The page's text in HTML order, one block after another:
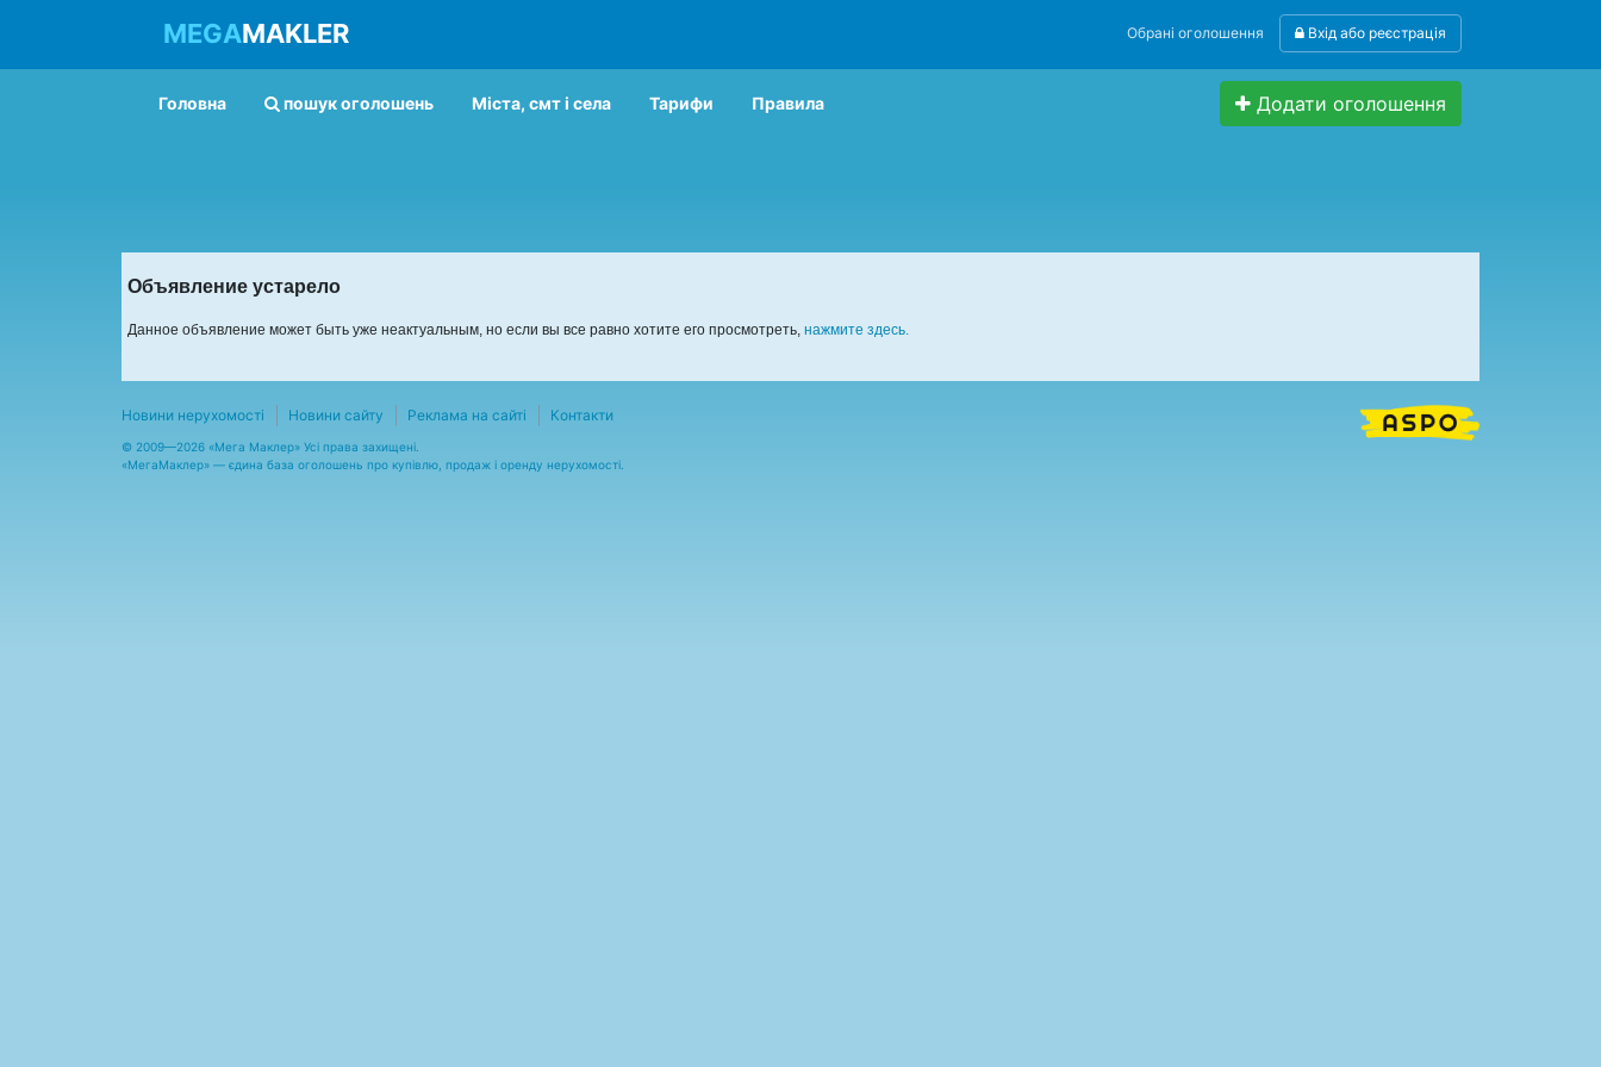
MEGAMAKLER Обрані оголошення Вхід або реєстрація
Головна пошук оголошень Міста, смт і села Тарифи Правила Додати оголошення
Объявление устарело
Данное объявление может быть уже неактуальным, но если вы все равно хотите его просмотреть, нажмите здесь.
Новини нерухомості Новини сайту Реклама на сайті Контакти
© 2009—2026 «Мега Маклер» Усі права захищені.
«МегаМаклер» — єдина база оголошень про купівлю, продаж і оренду нерухомості.